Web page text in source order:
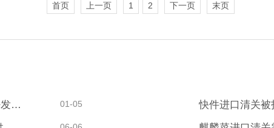
首页 上一页 1 2 下一页 末页
深圳对“一带一路”沿线国家和地区进出口保持良好发展态势 01-05 快件进口清关被